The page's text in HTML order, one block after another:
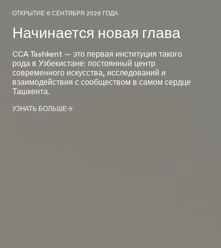
ОТКРЫТИЕ 6 СЕНТЯБРЯ 2026 ГОДА
Начинается новая глава
CCA Tashkent — это первая институция такого
рода в Узбекистане: постоянный центр
современного искусства, исследований и
взаимодействия с сообществом в самом сердце
Ташкента.
УЗНАТЬ БОЛЬШЕ